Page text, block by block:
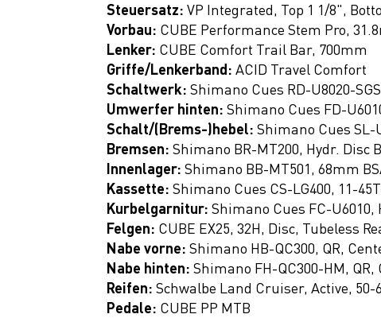
Steuersatz:VP Integrated, Top 1 1/8",
Vorbau: CUBE Performance Stem Pro,
Lenker: CUBE Comfort Trail Bar, 700mm
Griffe/Lenkerband:ACID Travel Comfort
Schaltwerk:Shimano Cues RD-U8020-
Umwerfer hinten:Shimano Cues FD-
Schalt/(Brems-)hebel:Shimano Cues
Bremsen:Shimano BR-MT200, Hydr. Disc
Innenlager:Shimano BB-MT501, 68mm
Kassette:Shimano Cues CS-LG400, 11-45T
Kurbelgarnitur:Shimano Cues FC-
Felgen: CUBE EX25, 32H, Disc, Tubeless
Nabe vorne:Shimano HB-QC300, QR,
Nabe hinten:Shimano FH-QC300-HM, QR,
Reifen:Schwalbe Land Cruiser, Active, 50-
Pedale: CUBE PP MTB